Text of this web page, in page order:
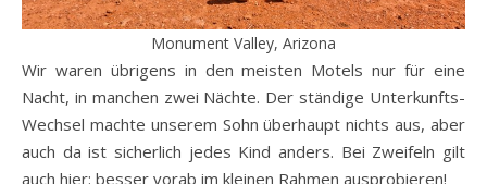
Monument Valley, Arizona
Wir waren übrigens in den meisten Motels nur für eine
Nacht, in manchen zwei Nächte. Der ständige Unterkunfts-
Wechsel machte unserem Sohn überhaupt nichts aus, aber
auch da ist sicherlich jedes Kind anders. Bei Zweifeln gilt
auch hier: besser vorab im kleinen Rahmen ausprobieren!